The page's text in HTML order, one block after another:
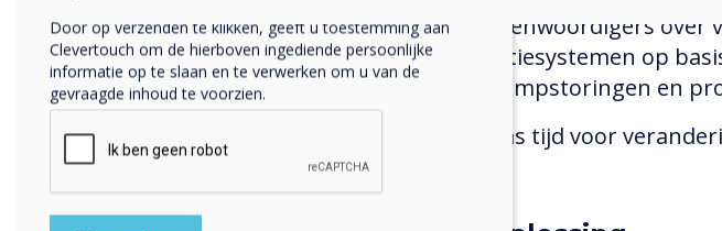
vertegenwoordigers over
projectiesystemen op
voor lampstoringen en
Het was tijd voor
Door op verzenden te klikken, geeft u toestemming aan
Clevertouch om de hierboven ingediende persoonlijke
informatie op te slaan en te verwerken om u van de
gevraagde inhoud te voorzien.